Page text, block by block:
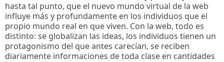
hasta tal punto, que el nuevo mundo virtual de la web
influye más y profundamente en los individuos que el
propio mundo real en que viven. Con la web, todo es
distinto: se globalizan las ideas, los individuos tienen un
protagonismo del que antes carecían, se reciben
diariamente informaciones de toda clase en cantidades